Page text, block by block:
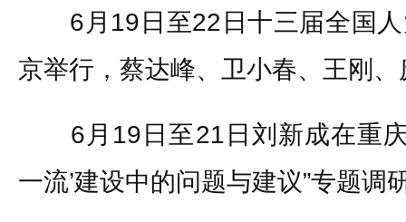
6月19日至22日十三届全国人
京举行，蔡达峰、卫小春、王刚
6月19日至21日刘新成在重庆
一流’建设中的问题与建议”专题调